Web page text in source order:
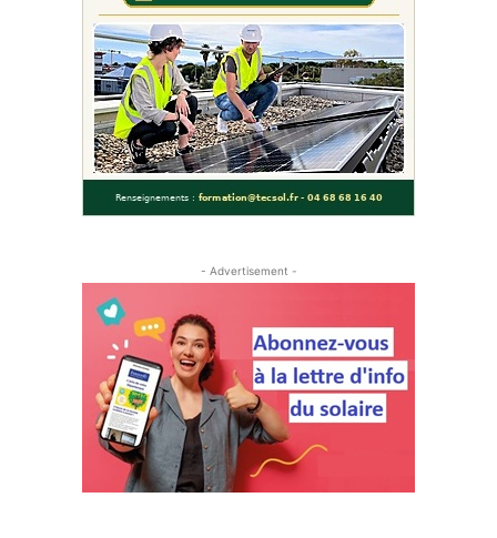
- Advertisement -